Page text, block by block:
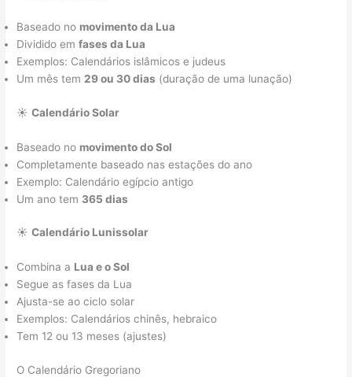
Baseado no movimento da Lua
Dividido emfases da Lua
Exemplos: Calendários islâmicos e judeus
Um mês tem29 ou 30 dias (duração de uma lunação)
☀️Calendário Solar
Baseado no movimento do Sol
Completamente baseado nas estações do ano
Exemplo: Calendário egípcio antigo
Um ano tem 365 dias
☀️Calendário Lunissolar
Combina a Lua e o Sol
Segue as fases da Lua
Ajusta-se ao ciclo solar
Exemplos: Calendários chinês, hebraico
Tem 12 ou 13 meses (ajustes)
O Calendário Gregoriano